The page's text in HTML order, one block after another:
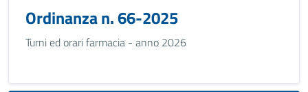
Ordinanza n. 66-2025
Turni ed orari farmacia - anno 2026